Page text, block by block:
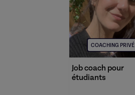
COACHING PRIVÉ
Job coach pour
étudiants